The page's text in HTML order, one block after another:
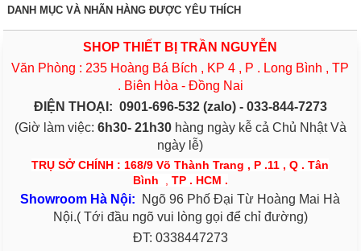
DANH MỤC VÀ NHÃN HÀNG ĐƯỢC YÊU THÍCH
SHOP THIẾT BỊ TRẦN NGUYỄN
Văn Phòng : 235 Hoàng Bá Bích , KP 4 , P . Long Bình , TP
. Biên Hòa - Đồng Nai
ĐIỆN THOẠI: 0901-696-532 (zalo) - 033-844-7273
(Giờ làm việc: 6h30- 21h30hàng ngày kễ cả Chủ Nhật Và
ngày lễ)
TRỤ SỞ CHÍNH : 168/9 Võ Thành Trang , P .11 , Q . Tân
Bình
TP . HCM .
S howroom Hà Nội: Ngõ 96 Phố Đại Từ Hoàng Mai Hà
Nội.( Tới đầu ngõ vui lòng gọi để chỉ đường)
ĐT: 0338447273